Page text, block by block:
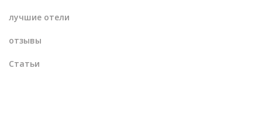
лучшие отели
отзывы
Статьи